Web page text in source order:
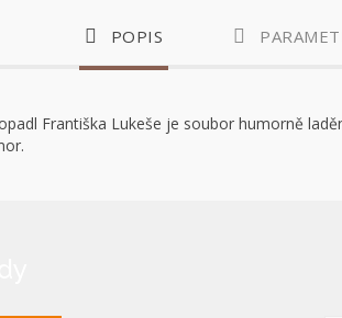
POPIS
Františka Lukeše je soubor humorně